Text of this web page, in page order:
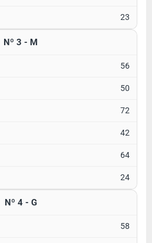
23
Nº 3 - M
56
50
72
42
64
24
Nº 4 - G
58